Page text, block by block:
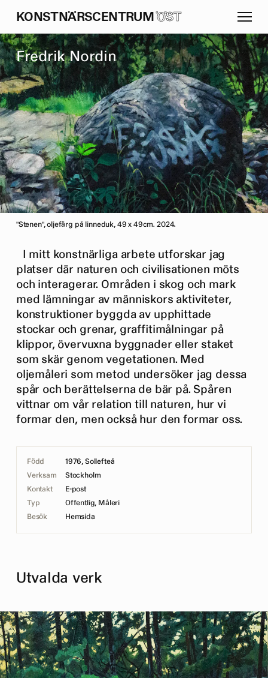
KONSTNÄRSCENTRUMÖST
Fredrik Nordin
"Stenen", oljefärg på linneduk, 49 x 49cm. 2024.
I mitt konstnärliga arbete utforskar jag
platser där naturen och civilisationen möts
och interagerar. Områden i skog och mark
med lämningar av människors aktiviteter,
konstruktioner byggda av upphittade
stockar och grenar, graffitimålningar på
klippor, övervuxna byggnader eller staket
som skär genom vegetationen. Med
oljemåleri som metod undersöker jag dessa
spår och berättelserna de bär på. Spåren
vittnar om vår relation till naturen, hur vi
formar den, men också hur den formar oss.
Född
1976, Sollefteå
Verksam
Stockholm
Kontakt
E-post
Typ
Offentlig, Måleri
Besök
Hemsida
Utvalda verk